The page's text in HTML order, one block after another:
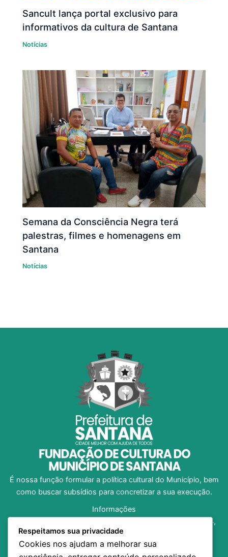
Sancult lança portal exclusivo para
informativos da cultura de Santana
Notícias
Semana da Consciência Negra terá
palestras, filmes e homenagens em
Santana
Notícias
É nossa função formular a política cultural do Município, bem
como buscar subsídios para concretizar a sua execução.
Informações
Av. Dom Pedro I, no 1312, Bairro Central, CEP 68.925-204,
Santana/AP
(96) 98138-8973
Respeitamos sua privacidade
Cookies nos ajudam a melhorar sua